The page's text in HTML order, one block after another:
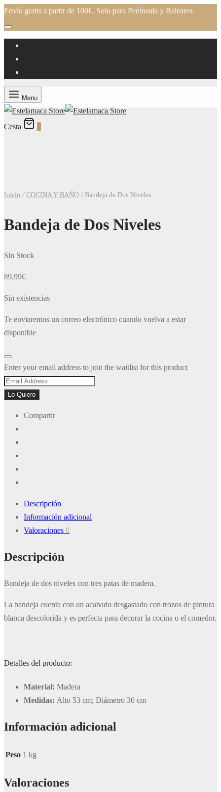
Envío gratis a partir de 100€. Solo para Península y Baleares.
Menu
Cesta
Inicio / COCINA Y BAÑO /Bandeja de Dos Niveles
Bandeja de Dos Niveles
Sin Stock
89,99€
Sin existencias
Te enviaremos un correo electrónico cuando vuelva a estar
disponible
Dismiss
notification
Enter your email address to join the waitlist for this product
Lo Quiero
Compartir
Descripción
Información adicional
Valoraciones 0
Descripción
Bandeja de dos niveles con tres patas de madera.
La bandeja cuenta con un acabado desgastado con trozos de pintura
blanca descolorida y es perfecta para decorar la cocina o el comedor.
Detalles del producto:
Material: Madera
Medidas: Alto 53 cm; Diámetro 30 cm
Información adicional
Peso 1 kg
Valoraciones